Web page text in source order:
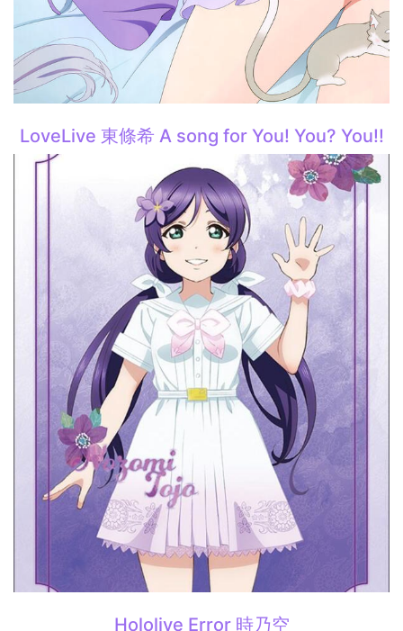
LoveLive 東條希 A song for You! You? You!!
Hololive Error 時乃空